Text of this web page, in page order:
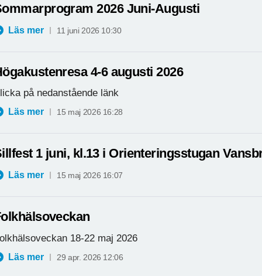
2026 Juni-Augusti
Läs mer 11 juni 2026 10:30
4-6 augusti 2026
på nedanstående länk
Läs mer 15 maj 2026 16:28
1 juni, kl.13 i Orienteringsstugan
Läs mer 15 maj 2026 16:07
18-22 maj 2026
Läs mer 29 apr. 2026 12:06